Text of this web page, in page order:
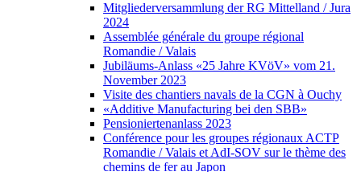
Mitgliederversammlung der RG Mittelland / Jura
2024
Assemblée générale du groupe régional
Romandie / Valais
Jubiläums-Anlass «25 Jahre KVöV» vom 21.
November 2023
Visite des chantiers navals de la CGN à Ouchy
«Additive Manufacturing bei den SBB»
Pensioniertenanlass 2023
Conférence pour les groupes régionaux ACTP
Romandie / Valais et AdI-SOV sur le thème des
chemins de fer au Japon